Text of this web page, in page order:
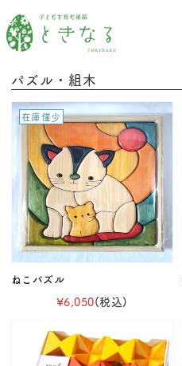
パズル・組木
在庫僅少
ねこパズル
¥6,050(税込)